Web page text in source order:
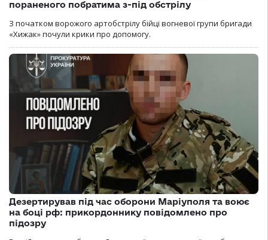
пораненого побратима з-під обстрілу
З початком ворожого артобстрілу бійці вогневої групи бригади
«Хижак» почули крики про допомогу.
Дезертирував під час оборони Маріуполя та воює
на боці рф: прикордоннику повідомлено про
підозру